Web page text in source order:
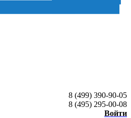
8 (499) 390-90-05
8 (495) 295-00-08
Войти